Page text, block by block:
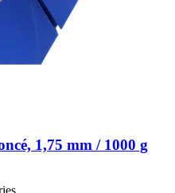
1,75 mm / 1000 g